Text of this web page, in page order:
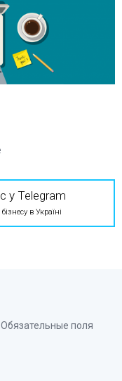
у Telegram
в Україні
Обязательные поля